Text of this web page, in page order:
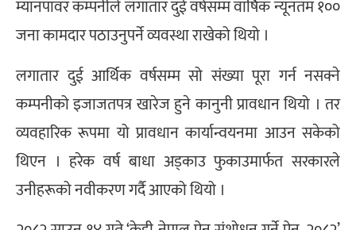
म्यानपावर कम्पनीले लगातार दुई वर्षसम्म वार्षिक न्यूनतम १००
जना कामदार पठाउनुपर्ने व्यवस्था राखेको थियो ।
लगातार दुई आर्थिक वर्षसम्म सो संख्या पूरा गर्न नसक्ने
कम्पनीको इजाजतपत्र खारेज हुने कानुनी प्रावधान थियो । तर
व्यवहारिक रूपमा यो प्रावधान कार्यान्वयनमा आउन सकेको
थिएन । हरेक वर्ष बाधा अड्काउ फुकाउमार्फत सरकारले
उनीहरूको नवीकरण गर्दै आएको थियो ।